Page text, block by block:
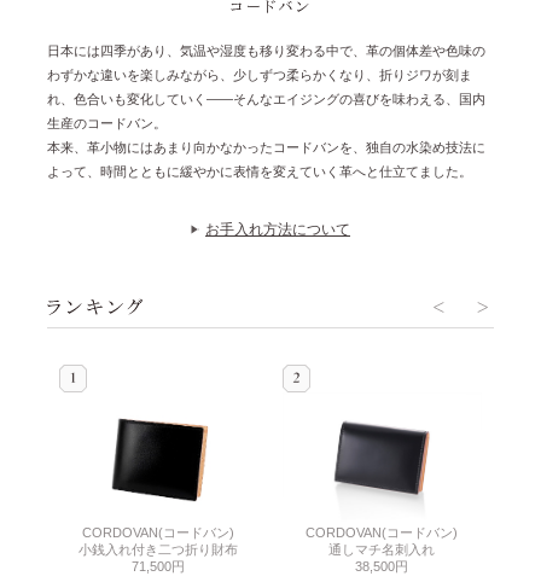
日本には四季があり、気温や湿度も移り変わる中で、革の個体差や色味の
わずかな違いを楽しみながら、少しずつ柔らかくなり、折りジワが刻ま
れ、色合いも変化していく——そんなエイジングの喜びを味わえる、国内
生産のコードバン。
本来、革小物にはあまり向かなかったコードバンを、独自の水染め技法に
よって、時間とともに緩やかに表情を変えていく革へと仕立てました。
お手入れ方法について
CORDOVAN(コードバン)
小銭入れ付き二つ折り財布
71,500円
CORDOVAN(コードバン)
通しマチ名刺入れ
38,500円